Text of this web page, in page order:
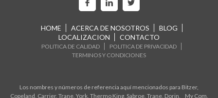
HOME ACERCA DE NOSOTROS
BLOG
LOCALIZACION
CONTACTO
POLITICA DE CALIDAD
POLITICA DE PRIVACIDAD
TERMINOS Y CONDICIONES
Los nombres y números de referencia aquí mencionados para Bitzer,
Copeland, Carrier, Trane, York, Thermo King, Sabroe, Trane, Dorin, My Com,